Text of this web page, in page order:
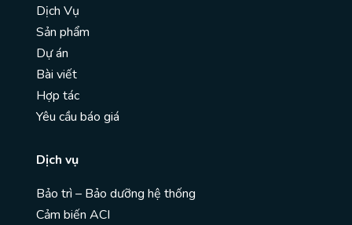
Dịch Vụ
Sản phẩm
Dự án
Bài viết
Hợp tác
Yêu cầu báo giá
Dịch vụ
Bảo trì – Bảo dưỡng hệ thống
Cảm biến ACI